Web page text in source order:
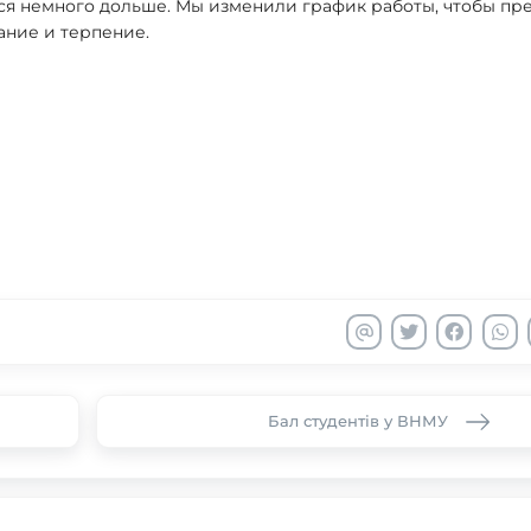
немного дольше. Мы изменили график работы, чтобы
и терпение.
Бал студентів у ВНМУ